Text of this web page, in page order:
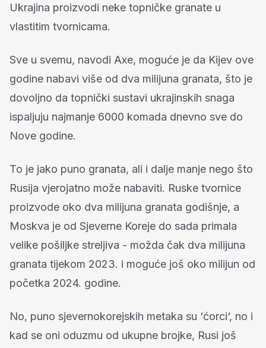
Ukrajina proizvodi neke topničke granate u
vlastitim tvornicama.
Sve u svemu, navodi Axe, moguće je da Kijev ove
godine nabavi više od dva milijuna granata, što je
dovoljno da topnički sustavi ukrajinskih snaga
ispaljuju najmanje 6000 komada dnevno sve do
Nove godine.
To je jako puno granata, ali i dalje manje nego što
Rusija vjerojatno može nabaviti. Ruske tvornice
proizvode oko dva milijuna granata godišnje, a
Moskva je od Sjeverne Koreje do sada primala
velike pošiljke streljiva - možda čak dva milijuna
granata tijekom 2023. i moguće još oko milijun od
početka 2024. godine.
No, puno sjevernokorejskih metaka su ‘ćorci‘, no i
kad se oni oduzmu od ukupne brojke, Rusi još